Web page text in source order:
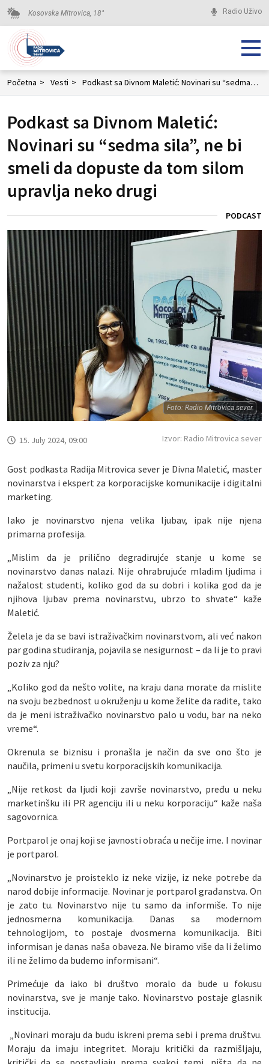
Kosovska Mitrovica, 18° Radio Uživo
Početna > Vesti > Podkast sa Divnom Maletić: Novinari su “sedma sila”, ne bi smeli da dopuste da tom silom upravlja neko drugi
Podkast sa Divnom Maletić:
Novinari su “sedma sila”, ne bi
smeli da dopuste da tom silom
upravlja neko drugi
PODCAST
Foto: Radio Mitrovica sever
15. July 2024, 09:00 Izvor: Radio Mitrovica sever
Gost podkasta Radija Mitrovica sever je Divna Maletić, master
novinarstva i ekspert za korporacijske komunikacije i digitalni
marketing.
Iako je novinarstvo njena velika ljubav, ipak nije njena
primarna profesija.
„Mislim da je prilično degradirujće stanje u kome se
novinarstvo danas nalazi. Nije ohrabrujuće mladim ljudima i
nažalost studenti, koliko god da su dobri i kolika god da je
njihova ljubav prema novinarstvu, ubrzo to shvate“ kaže
Maletić.
Želela je da se bavi istraživačkim novinarstvom, ali već nakon
par godina studiranja, pojavila se nesigurnost – da li je to pravi
poziv za nju?
„Koliko god da nešto volite, na kraju dana morate da mislite
na svoju bezbednost u okruženju u kome želite da radite, tako
da je meni istraživačko novinarstvo palo u vodu, bar na neko
vreme“.
Okrenula se biznisu i pronašla je način da sve ono što je
naučila, primeni u svetu korporacijskih komunikacija.
„Nije retkost da ljudi koji završe novinarstvo, pređu u neku
marketinšku ili PR agenciju ili u neku korporaciju“ kaže naša
sagovornica.
Portparol je onaj koji se javnosti obraća u nečije ime. I novinar
je portparol.
„Novinarstvo je proisteklo iz neke vizije, iz neke potrebe da
narod dobije informacije. Novinar je portparol građanstva. On
je zato tu. Novinarstvo nije tu samo da informiše. To nije
jednosmerna komunikacija. Danas sa modernom
tehnologijom, to postaje dvosmerna komunikacija. Biti
informisan je danas naša obaveza. Ne biramo više da li želimo
ili ne želimo da budemo informisani“.
Primećuje da iako bi društvo moralo da bude u fokusu
novinarstva, sve je manje tako. Novinarstvo postaje glasnik
institucija.
„Novinari moraju da budu iskreni prema sebi i prema društvu.
Moraju da imaju integritet. Moraju kritički da razmišljaju,